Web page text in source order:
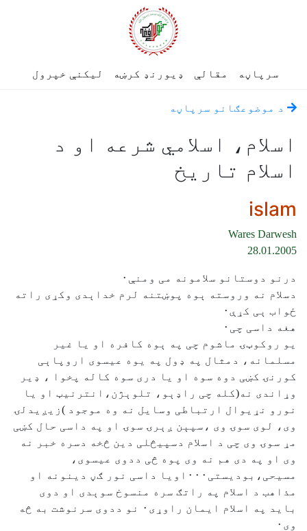
سرپاڼه مقالې ډیورنډ کرښه لیکنې خپرول
د موضوعګانو سرپاڼه
اسلام، اسلامي شرعه او د
اسلام تاریخ
islam
Wares Darwesh
28.01.2005
درنو دوستانو سلامونه می ومنې٠
دسلام نه وروسته ېوه پوښتنه لرم خداېدی وکړی راته
ځواب ېی کړې٠
هغه داسی چی٠
يو روکوټۍ ماشوم چی په ېوه کافره او يا غير
مسلمانه، دمثال په ډول په يوه عيسوی اروپاېی
کورنۍ کښی دوه سوه او يا دری سوه کاله پخوا ، ډير
وړاندی نه(کله چی راډېو، تلوېژن،انترنيټ او يا
نورو نړيوال ارتباطی وسايل نه وه موجود )زيږيدلۍ
وی، لوی سوۍ وی ،سپېن ږېرۍ سوۍ او په داسی حال کښی
مړ سوۍ وی چی د اسلام دسپيڅلی دين څخه دسره خبر نه
وی او په دی هم نه وی پوه څی ددوی عيسوی،
مسيحی،بوديستی٠٠٠اويا داسی نور ګڼ دينونه او
مذاهب د اسلام په راتګ سره منسوخ سوېدی او دوی
بايد په اسلام ايمان راوړی٠ نو ددوی سرنوشت به څه
وی٠